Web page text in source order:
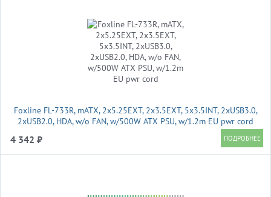
Foxline FL-733R, mATX, 2x5.25EXT, 2x3.5EXT, 5x3.5INT, 2xUSB3.0,
2xUSB2.0, HDA, w/o FAN, w/500W ATX PSU, w/1.2m EU pwr cord
4 342 ₽